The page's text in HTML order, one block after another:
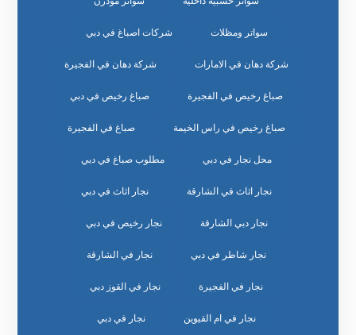
سواتر ومظلات شركات اصباغ في دبي
شركة دهان في الامارات شركة دهان في الفجيرة
صباغ رخيص في الفجيرة صباغ رخيص في دبي
صباغ رخيص في راس الخيمة صباغ في الفجيرة
محل نجار في دبي مطلوب صباغ في دبي
نجار اثاث في الشارقة نجار اثاث في دبي
نجار دبي الشارقة نجار رخيص في دبي
نجار شاطر في دبي نجار في الشارقة
نجار في الفجيرة نجار في القوز دبي
نجار في ام القيوين نجار في دبي